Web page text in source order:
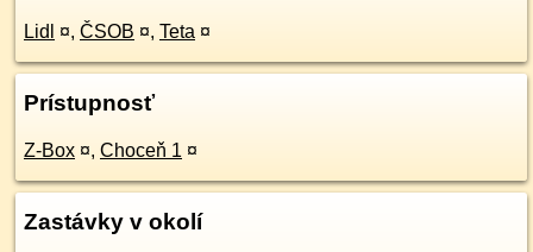
Lidl ¤, ČSOB ¤, Teta ¤
Prístupnosť
Z-Box ¤, Choceň 1 ¤
Zastávky v okolí